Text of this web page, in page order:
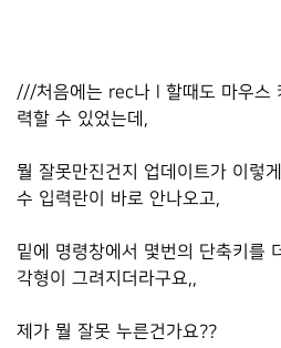
///처음에는 rec나 l 할때도 마우스
력할 수 있었는데,
뭘 잘못만진건지 업데이트가 이렇
수 입력란이 바로 안나오고,
밑에 명령창에서 몇번의 단축키를
각형이 그려지더라구요,,
제가 뭘 잘못 누른건가요??